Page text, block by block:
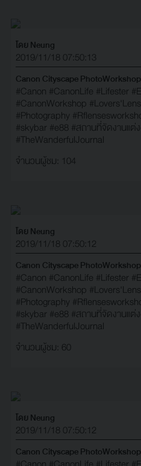
โดย Neung
2019/11/18 07:50:13
Canon Cityscape PhotoWorkshop
#Canon #CanonLife #Lifester
#CanonWorkshop #Lovers'Lens
#Photography
#skybar #e88 #สถานที่จัดงานแต่
#TheWanderfulJournal
จำนวนผู้ชม: 104
โดย Neung
2019/11/18 07:50:12
Canon Cityscape PhotoWorkshop
#Canon #CanonLife #Lifester
#CanonWorkshop #Lovers'Lens
#Photography
#skybar #e88 #สถานที่จัดงานแต่
#TheWanderfulJournal
จำนวนผู้ชม: 60
โดย Neung
2019/11/18 07:50:12
Canon Cityscape PhotoWorkshop